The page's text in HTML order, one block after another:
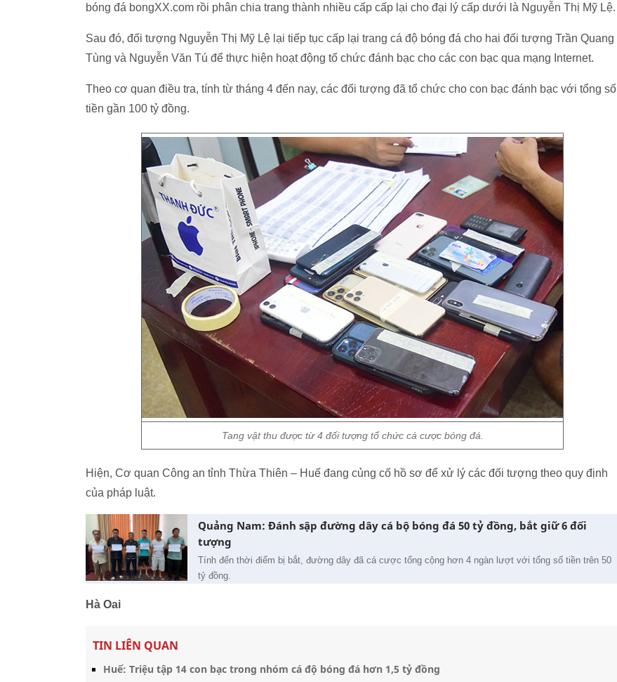
bóng đá bongXX.com rồi phân chia trang thành nhiều cấp cấp lại cho đại lý cấp dưới là Nguyễn Thị Mỹ Lệ.
Sau đó, đối tượng Nguyễn Thị Mỹ Lệ lại tiếp tục cấp lại trang cá độ bóng đá cho hai đối tượng Trần Quang
Tùng và Nguyễn Văn Tú để thực hiện hoạt động tổ chức đánh bạc cho các con bạc qua mạng Internet.
Theo cơ quan điều tra, tính từ tháng 4 đến nay, các đối tượng đã tổ chức cho con bạc đánh bạc với tổng số
tiền gần 100 tỷ đồng.
Tang vật thu được từ 4 đối tượng tổ chức cá cược bóng đá.
Hiện, Cơ quan Công an tỉnh Thừa Thiên – Huế đang củng cố hồ sơ để xử lý các đối tượng theo quy định
của pháp luật.
Quảng Nam: Đánh sập đường dây cá bộ bóng đá 50 tỷ đồng, bắt giữ 6 đối
tượng
Tính đến thời điểm bị bắt, đường dây đã cá cược tổng cộng hơn 4 ngàn lượt với tổng số tiền trên 50
tỷ đồng.
Hà Oai
TIN LIÊN QUAN
Huế: Triệu tập 14 con bạc trong nhóm cá độ bóng đá hơn 1,5 tỷ đồng